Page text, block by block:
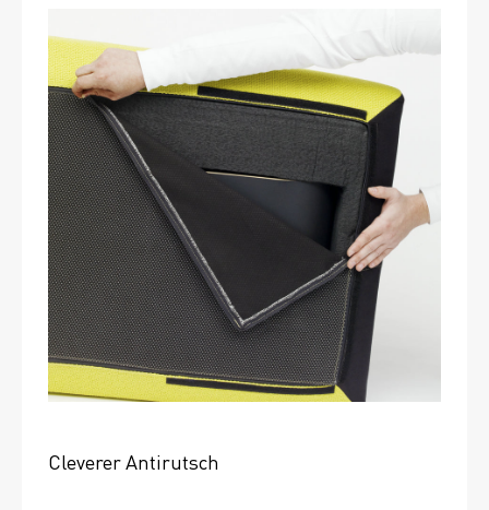
Cleverer Antirutsch